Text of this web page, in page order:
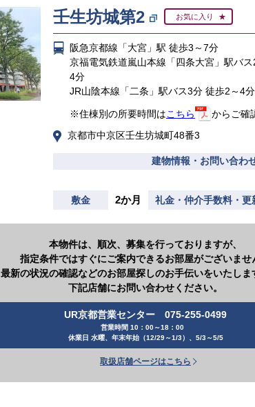
壬生坊城第2 お気に入り
阪急京都線「大宮」駅 徒歩3～7分
京福電気鉄道嵐山本線「四条大宮」駅バス
4分
JR山陰本線「二条」駅バス3分 徒歩2～4分
※住棟別の所要時間はこちら
からご確
京都市中京区壬生坊城町48番3
建物情報・お問い合わ
敷金 2か月 礼金・仲介手数料・更
本物件は、順次、募集を行っておりますが、
指定条件ではすぐにご案内できるお部屋がございませ
最新の状況の確認などのお部屋探しのお手伝いをいたしま
下記店舗にお問い合わせください。
UR京都営業センター 075-255-0499
営業時間 10：00～18：00
休業日 水曜、年末年始（12/29～1/3）、5/3～5/5
取扱店舗ページはこちら